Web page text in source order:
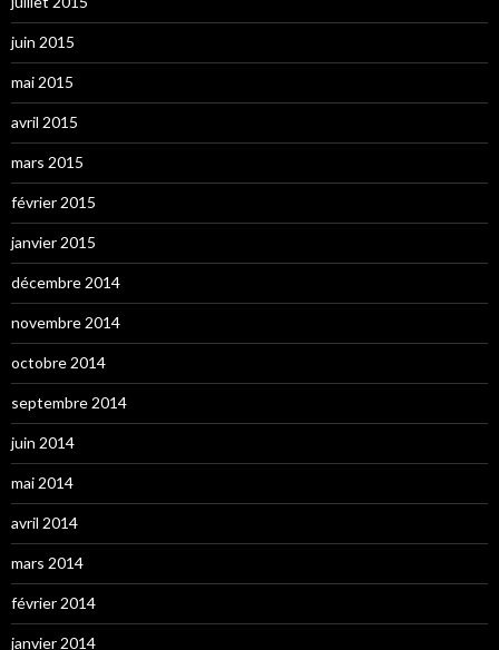
juin 2015
mai 2015
avril 2015
mars 2015
février 2015
janvier 2015
décembre 2014
novembre 2014
octobre 2014
septembre 2014
juin 2014
mai 2014
avril 2014
mars 2014
février 2014
janvier 2014